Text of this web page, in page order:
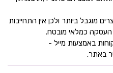
מוגבל ביותר ולכן אין התחייבות
העסקה כמלאי מובטח.
באמצעות מייל -